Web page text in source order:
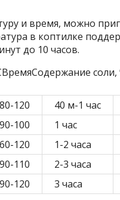
и время, можно
в коптилке
до 10 часов.
соли,
80-120 40 м-1 час
90-100 1 час
60-120 1-2 часа
90-110 2-3 часа
90-120 3 часа